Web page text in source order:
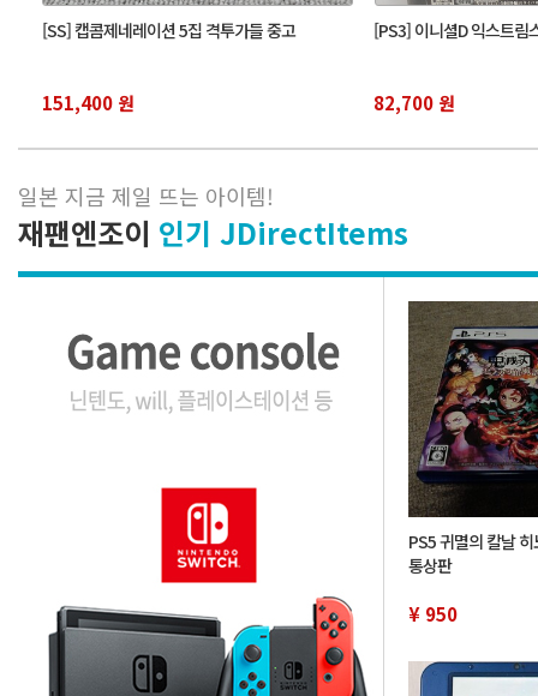
[SS] 캡콤제네레이션 5집 격투가들 중고
151,400 원
[PS3] 이니셜D 익스트림
82,700 원
일본 지금 제일 뜨는 아이템!
재팬엔조이 인기 JDirectItems
PS5 귀멸의 칼날
통상판
¥ 950